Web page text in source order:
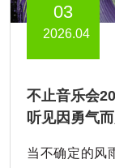
03
2026.04
不止音乐会
听见因勇气
当不确定的风